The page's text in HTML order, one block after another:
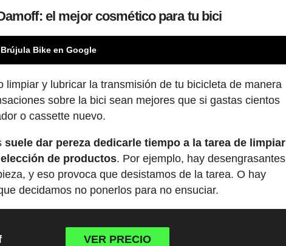
el mejor cosmético para tu bici
Bike en Google
y lubricar la transmisión de tu bicicleta de manera
sobre la bici sean mejores que si gastas cientos
o cassette nuevo.
suele dar pereza dedicarle tiempo a la tarea de limpiar
de productos. Por ejemplo, hay desengrasantes
y eso provoca que desistamos de la tarea. O hay
decidamos no ponerlos para no ensuciar.
VER PRECIO